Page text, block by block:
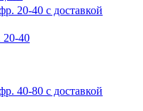
20-40